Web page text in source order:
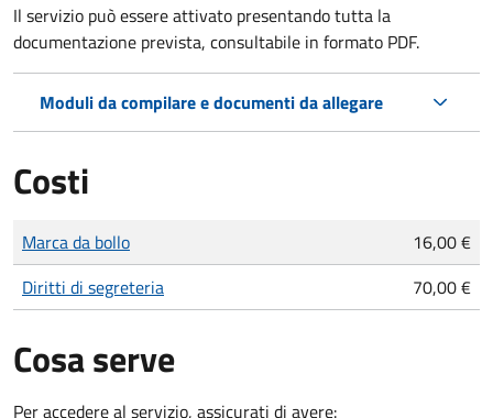
Il servizio può essere attivato presentando tutta la
documentazione prevista, consultabile in formato PDF.
Moduli da compilare e documenti da allegare
Costi
Tipo di pagamento
Importo
Marca da bollo
16,00 €
Diritti di segreteria
70,00 €
Cosa serve
Per accedere al servizio, assicurati di avere: